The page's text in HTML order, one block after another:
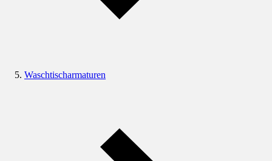
Waschtischarmaturen